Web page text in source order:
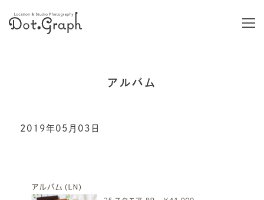
アルバム
2019年05月03日